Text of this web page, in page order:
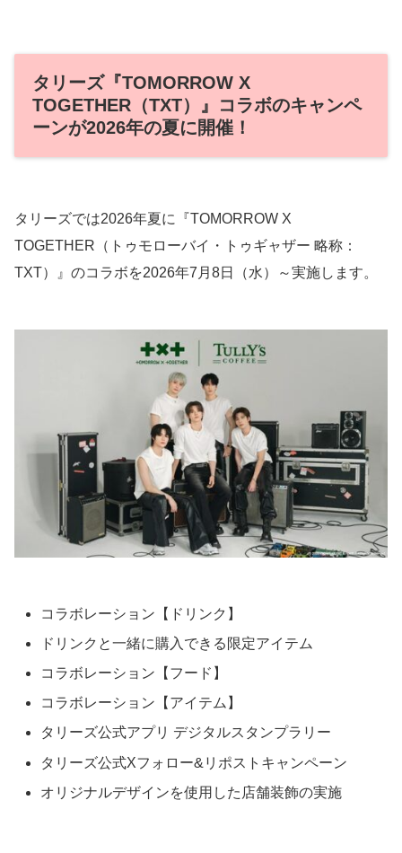
タリーズ『TOMORROW X
TOGETHER（TXT）』コラボのキャンペ
ーンが2026年の夏に開催！
タリーズでは2026年夏に『TOMORROW X
TOGETHER（トゥモローバイ・トゥギャザー 略称：
TXT）』のコラボを2026年7月8日（水）～実施します。
コラボレーション【ドリンク】
ドリンクと一緒に購入できる限定アイテム
コラボレーション【フード】
コラボレーション【アイテム】
タリーズ公式アプリ デジタルスタンプラリー
タリーズ公式Xフォロー&リポストキャンペーン
オリジナルデザインを使用した店舗装飾の実施